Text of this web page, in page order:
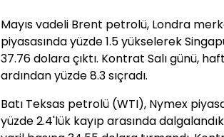
Mayıs vadeli Brent petrolü, Londra
piyasasında yüzde 1.5 yükselerek
37.76 dolara çıktı. Kontrat Salı günü,
ardından yüzde 8.3 sıçradı.
Batı Teksas petrolü (WTI), Nymex
yüzde 2.4'lük kayıp arasında